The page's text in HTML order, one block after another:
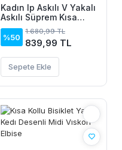
Kadın Ip Askılı V Yakalı
Askılı Süprem Kısa
Elbise
%50
1.680,99 TL
839,99 TL
Sepete Ekle